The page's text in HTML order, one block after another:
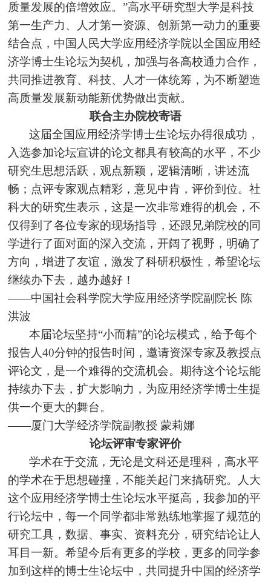
质量发展的倍增效应。”高水平研究型大学是科技
第一生产力、人才第一资源、创新第一动力的重要
结合点，中国人民大学应用经济学院以全国应用经
济学博士生论坛为契机，加强与各高校通力合作，
共同推进教育、科技、人才一体统筹，为不断塑造
高质量发展新动能新优势做出贡献。
联合主办院校寄语
这届全国应用经济学博士生论坛办得很成功，
入选参加论坛宣讲的论文都具有较高的水平，不少
研究生思想活跃，观点新颖，逻辑清晰，讲述流
畅；点评专家观点精彩，意见中肯，评价到位。社
科大的研究生表示，这是一次非常难得的机会，不
仅得到了各位专家的现场指导，还跟兄弟院校的同
学进行了面对面的深入交流，开阔了视野，明确了
方向，增进了友谊，激发了科研积极性，希望论坛
继续办下去，越办越好！
——中国社会科学院大学应用经济学院副院长 陈
洪波
本届论坛坚持“小而精”的论坛模式，给予每个
报告人40分钟的报告时间，邀请资深专家及教授点
评论文，是一个难得的交流机会。期待这个论坛能
持续办下去，扩大影响力，为应用经济学博士生提
供一个更大的舞台。
——厦门大学经济学院副教授 蒙莉娜
论坛评审专家评价
学术在于交流，无论是文科还是理科，高水平
的学术在于思想碰撞，不能关起门来搞研究。人大
这个应用经济学博士生论坛水平挺高，我参加的平
行论坛中，每一个同学都非常熟练地掌握了规范的
研究工具，数据、事实、资料充分，研究结论让人
耳目一新。希望今后有更多的学校，更多的同学参
加到这样的博士生论坛中，共同提升中国的经济学